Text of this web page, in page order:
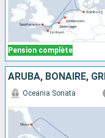
Pension complète
Oceania Sonata